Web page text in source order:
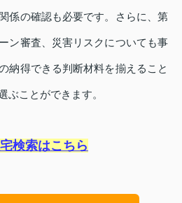
係の確認も必要です。さらに、第
ン審査、災害リスクについても事
納得できる判断材料を揃えること
ぶことができます。
検索はこちら